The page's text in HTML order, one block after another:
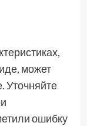
может
Уточняйте
ошибку